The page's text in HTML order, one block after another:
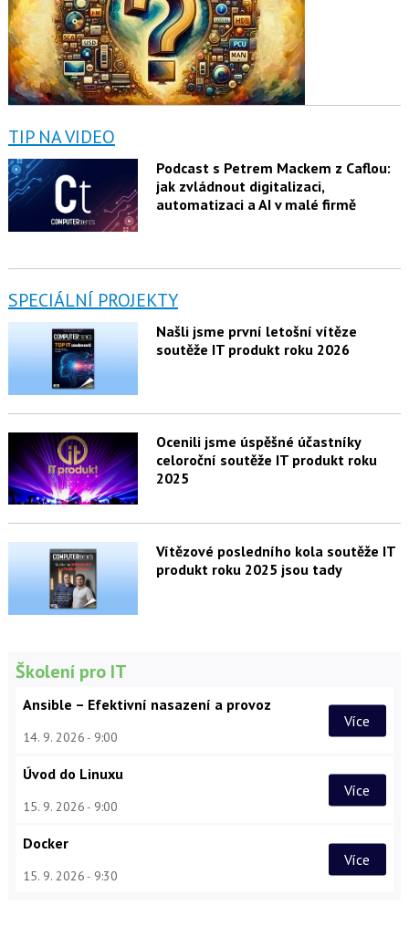
TIP NA VIDEO
Podcast s Petrem Mackem z Caflou:
jak zvládnout digitalizaci,
automatizaci a AI v malé firmě
SPECIÁLNÍ PROJEKTY
Našli jsme první letošní vítěze
soutěže IT produkt roku 2026
Ocenili jsme úspěšné účastníky
celoroční soutěže IT produkt roku
2025
Vítězové posledního kola soutěže IT
produkt roku 2025 jsou tady
Školení pro IT
Ansible – Efektivní nasazení a provoz
14. 9. 2026 9:00
Více
Úvod do Linuxu
15. 9. 2026 9:00
Více
Docker
15. 9. 2026 9:30
Více